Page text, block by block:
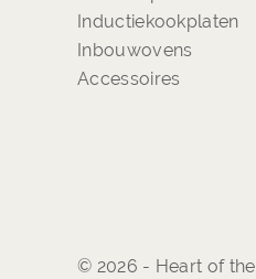
Inductiekookplaten
Inbouwovens
Accessoires
© 2026 - Heart of